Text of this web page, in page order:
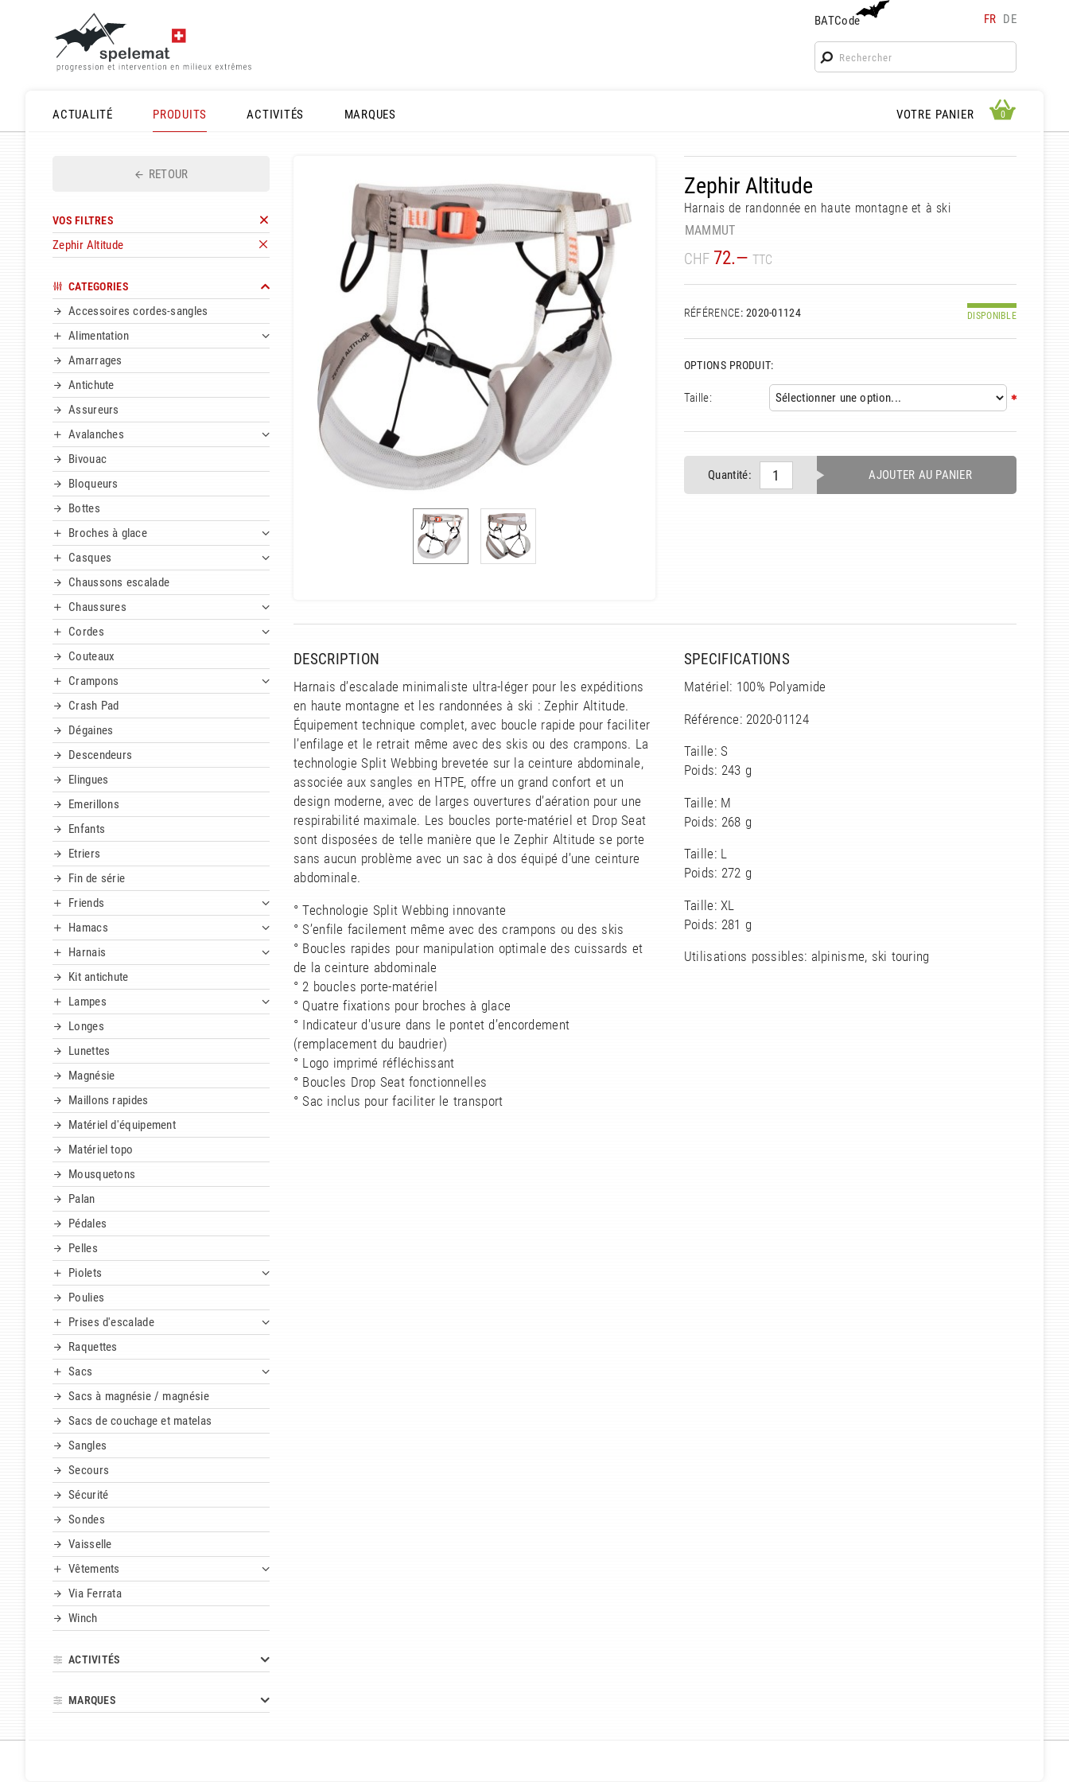
BATCode FR DE
BATCode
Rentrez votre BATCode et validez
ACTUALITÉ
PRODUITS ACTIVITÉS MARQUES VOTRE PANIER 0 0
RETOUR
VOS FILTRES
Zephir Altitude
CATEGORIES
Accessoires cordes-sangles
Alimentation
Amarrages
Antichute
Assureurs
Avalanches
Bivouac
Bloqueurs
Bottes
Broches à glace
Casques
Chaussons escalade
Chaussures
Cordes
Couteaux
Crampons
Crash Pad
Dégaines
Descendeurs
Elingues
Emerillons
Enfants
Etriers
Fin de série
Friends
Hamacs
Harnais
Kit antichute
Lampes
Longes
Lunettes
Magnésie
Maillons rapides
Matériel d'équipement
Matériel topo
Mousquetons
Palan
Pédales
Pelles
Piolets
Poulies
Prises d'escalade
Raquettes
Sacs
Sacs à magnésie / magnésie
Sacs de couchage et matelas
Sangles
Secours
Sécurité
Sondes
Vaisselle
Vêtements
Via Ferrata
Winch
ACTIVITÉS
MARQUES
Zephir Altitude
Harnais de randonnée en haute montagne et à ski
MAMMUT
CHF 72.— TTC
RÉFÉRENCE: 2020-01124 DISPONIBLE
OPTIONS PRODUIT:
Taille:
Quantité: AJOUTER AU PANIER
DESCRIPTION
Harnais d’escalade minimaliste ultra-léger pour les expéditions
en haute montagne et les randonnées à ski : Zephir Altitude.
Équipement technique complet, avec boucle rapide pour faciliter
l’enfilage et le retrait même avec des skis ou des crampons. La
technologie Split Webbing brevetée sur la ceinture abdominale,
associée aux sangles en HTPE, offre un grand confort et un
design moderne, avec de larges ouvertures d’aération pour une
respirabilité maximale. Les boucles porte-matériel et Drop Seat
sont disposées de telle manière que le Zephir Altitude se porte
sans aucun problème avec un sac à dos équipé d’une ceinture
abdominale.
° Technologie Split Webbing innovante
° S’enfile facilement même avec des crampons ou des skis
° Boucles rapides pour manipulation optimale des cuissards et
de la ceinture abdominale
° 2 boucles porte-matériel
° Quatre fixations pour broches à glace
° Indicateur d'usure dans le pontet d’encordement
(remplacement du baudrier)
° Logo imprimé réfléchissant
° Boucles Drop Seat fonctionnelles
° Sac inclus pour faciliter le transport
SPECIFICATIONS
Matériel: 100% Polyamide
Référence: 2020-01124
Taille: S
Poids: 243 g
Taille: M
Poids: 268 g
Taille: L
Poids: 272 g
Taille: XL
Poids: 281 g
Utilisations possibles: alpinisme, ski touring